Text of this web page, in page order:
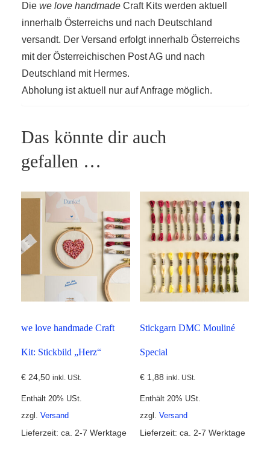
Die we love handmade Craft Kits werden aktuell
innerhalb Österreichs und nach Deutschland
versandt. Der Versand erfolgt innerhalb Österreichs
mit der Österreichischen Post AG und nach
Deutschland mit Hermes.
Abholung ist aktuell nur auf Anfrage möglich.
Das könnte dir auch
gefallen …
we love handmade Craft
Kit: Stickbild „Herz“
€ 24,50 inkl. USt.
Enthält 20% USt.
zzgl. Versand
Lieferzeit: ca. 2-7 Werktage
Stickgarn DMC Mouliné
Special
€1,88 inkl. USt.
Enthält 20% USt.
zzgl. Versand
Lieferzeit: ca. 2-7 Werktage